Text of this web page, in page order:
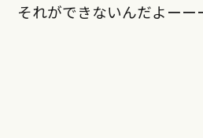
それができないんだよーー